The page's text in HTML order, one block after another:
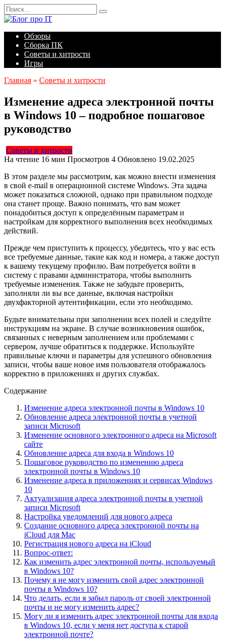
Перейти
к
содержанию
Search
for:
Обзоры
Сборка ПК
Советы и хитрости
Игры
Главная » Советы и хитрости
Изменение адреса электронной почты
в Windows 10 – подробное пошаговое
руководство
Советы и хитрости
На чтение 16 мин Просмотров 4 Обновлено 19.02.2025
В этом разделе мы рассмотрим, как можно внести изменения
в свой e-mail в операционной системе Windows. Эта задача
может показаться сложной, однако при правильном подходе
она станет проще. Важно понимать, что вам может
понадобиться доступ к определённым параметрам и
настройкам для корректного выполнения всех необходимых
действий.
Прежде чем приступить к процессу, убедитесь, что у вас есть
все требуемые данные, такие как код и номера, а также доступ
к вашему текущему профилю. Вам потребуется войти в
систему с правами администратора, чтобы выполнить
требуемые изменения. Также не забудьте проверить,
заполняли ли вы все данные, включая настройки
двухфакторной аутентификации, если это необходимо.
Будьте внимательны при заполнении всех полей и следуйте
инструкциям на экране. В случае возникновения ошибок,
связанных с неверным заполнением или проблемами с
сервером, лучше обратиться к поддержке. Используйте
правильные ключи и параметры для успешного обновления
записи, чтобы ваше новое имя пользователя отображалось
корректно в приложениях и других службах.
Содержание
Изменение адреса электронной почты в Windows 10
Обновление адреса электронной почты в учетной
записи Microsoft
Изменение основного электронного адреса на Microsoft
сайте
Обновление адреса для входа в Windows 10
Пошаговое руководство по изменению адреса
электронной почты в Windows 10
Изменение адреса в приложениях и сервисах Windows
10
Актуализация адреса электронной почты в учетной
записи Microsoft
Настройка уведомлений для нового адреса
Создание основного адреса электронной почты на
iCloud для Mac
Регистрация нового адреса на iCloud
Вопрос-ответ:
Как изменить адрес электронной почты, используемый
в Windows 10?
Почему я не могу изменить свой адрес электронной
почты в Windows 10?
Что делать, если я забыл пароль от своей электронной
почты и не могу изменить адрес?
Могу ли я изменить адрес электронной почты для входа
в Windows 10, если у меня нет доступа к старой
электронной почте?